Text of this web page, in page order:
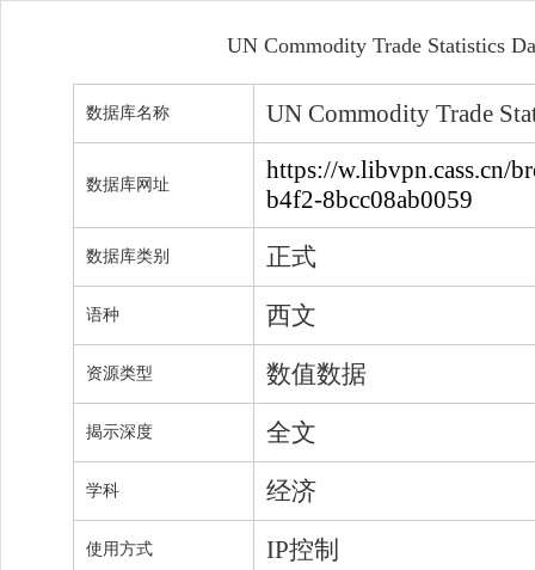
UN Commodity Trade Statistics
数据库名称 UN Commodity Trade
数据库网址
https://w.libvpn.cass.cn/
b4f2-8bcc08ab0059
数据库类别 正式
语种 西文
资源类型 数值数据
揭示深度 全文
学科 经济
使用方式 IP控制